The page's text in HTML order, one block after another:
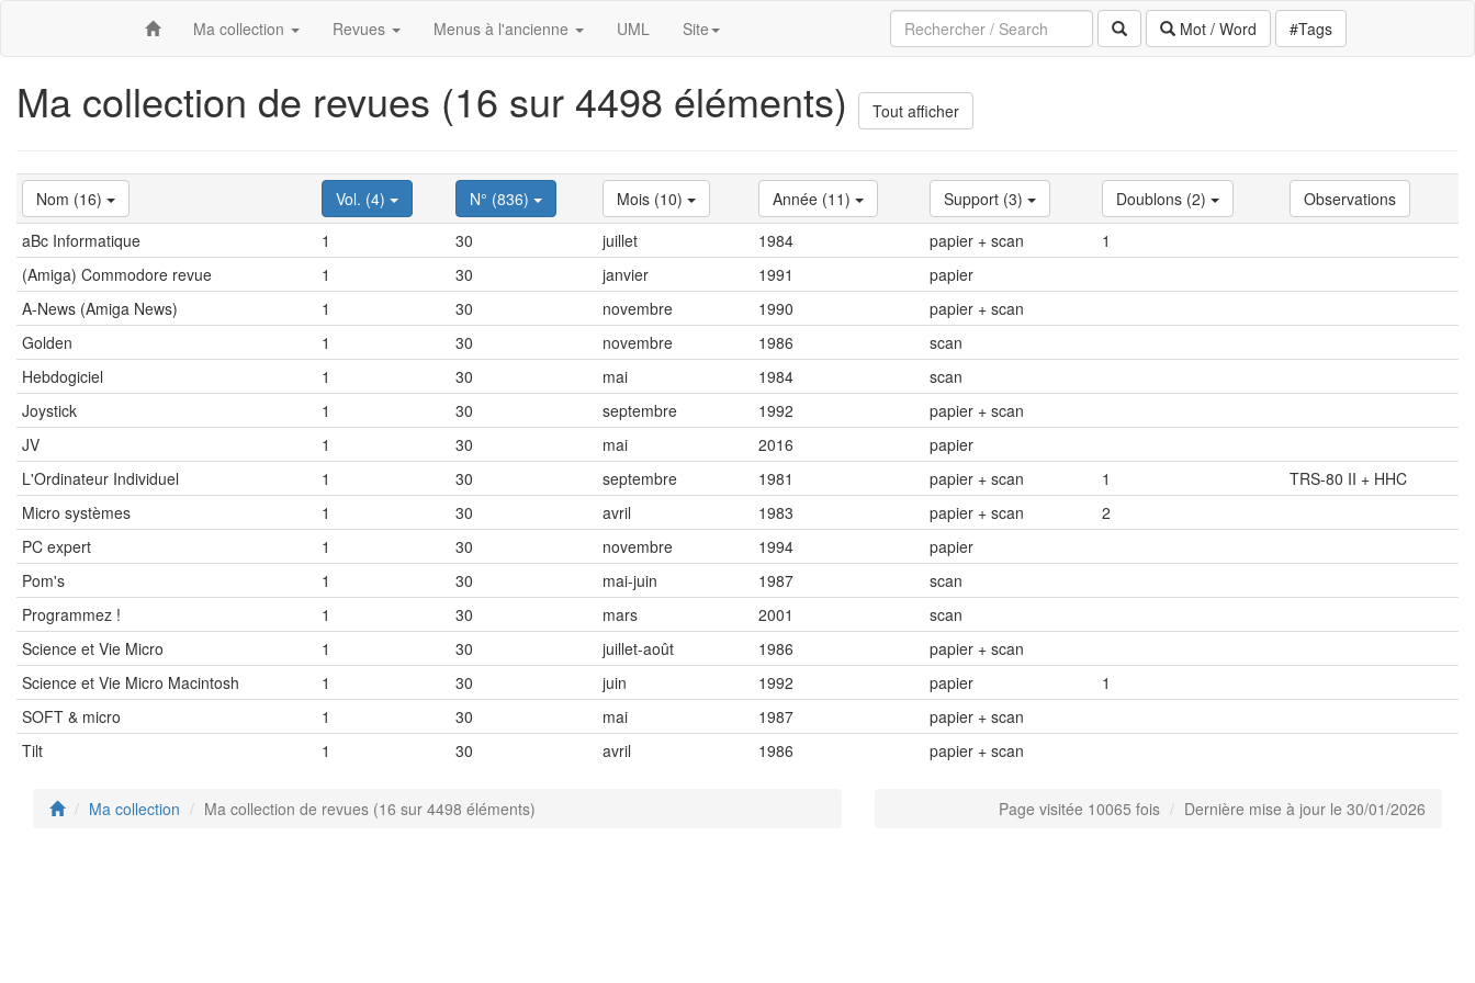
Ma collection Revues Menus à l'ancienne UML Site Mot / Word #Tags
Ma collection de revues (16 sur 4498 éléments) Tout afficher
Nom (16) Vol. (4) N° (836) Mois (10) Année (11) Support (3) Doublons (2)
Observations
aBc Informatique
1 30 juillet 1984 papier + scan
1
(Amiga) Commodore revue
1 30 janvier 1991
papier
A-News (Amiga News)
1 30 novembre 1990
papier + scan
Golden
1 30 novembre 1986
scan
Hebdogiciel
1 30 mai 1984
scan
Joystick
1 30 septembre 1992
papier + scan
JV
1 30 mai 2016
papier
L'Ordinateur Individuel
1 30 septembre 1981 papier + scan 1
TRS-80 II + HHC
Micro systèmes
1 30 avril 1983 papier + scan
2
PC expert
1 30 novembre 1994
papier
Pom's
1 30 mai-juin 1987
scan
Programmez !
1 30 mars 2001
scan
Science et Vie Micro
1 30 juillet-août 1986
papier + scan
Science et Vie Micro Macintosh
1 30 juin 1992 papier
1
SOFT & micro
1 30 mai 1987
papier + scan
Tilt
1 30 avril 1986 papier + scan
Ma collection Ma collection de revues (16 sur 4498 éléments) Page visitée 10065 fois Dernière mise à jour le 30/01/2026